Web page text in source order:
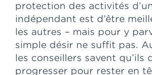
protection des activités
indépendant est d’être
les autres – mais pour y
simple désir ne suffit pas.
les conseillers savent qu’ils
progresser pour rester en